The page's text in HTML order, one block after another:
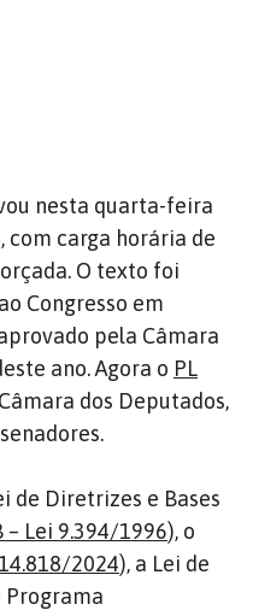
nesta quarta-feira
com carga horária de
O texto foi
Congresso em
pela Câmara
ano. Agora o PL
dos Deputados,
de Diretrizes e Bases
– Lei 9.394/1996), o
2024), a Lei de
Programa